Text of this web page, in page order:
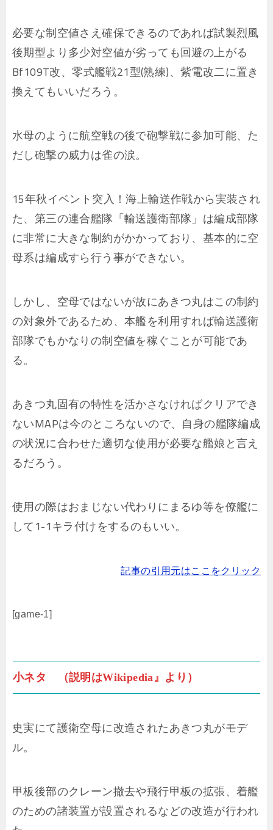
必要な制空値さえ確保できるのであれば試製烈風
後期型より多少対空値が劣っても回避の上がる
Bf109T改、零式艦戦21型(熟練)、紫電改二に置き
換えてもいいだろう。
水母のように航空戦の後で砲撃戦に参加可能、た
だし砲撃の威力は雀の涙。
15年秋イベント突入！海上輸送作戦から実装され
た、第三の連合艦隊「輸送護衛部隊」は編成部隊
に非常に大きな制約がかかっており、基本的に空
母系は編成すら行う事ができない。
しかし、空母ではないが故にあきつ丸はこの制約
の対象外であるため、本艦を利用すれば輸送護衛
部隊でもかなりの制空値を稼ぐことが可能であ
る。
あきつ丸固有の特性を活かさなければクリアでき
ないMAPは今のところないので、自身の艦隊編成
の状況に合わせた適切な使用が必要な艦娘と言え
るだろう。
使用の際はおまじない代わりにまるゆ等を僚艦に
して1-1キラ付けをするのもいい。
記事の引用元はここをクリック
[game-1]
小ネタ （説明はWikipedia』より）
史実にて護衛空母に改造されたあきつ丸がモデ
ル。
甲板後部のクレーン撤去や飛行甲板の拡張、着艦
のための諸装置が設置されるなどの改造が行われ